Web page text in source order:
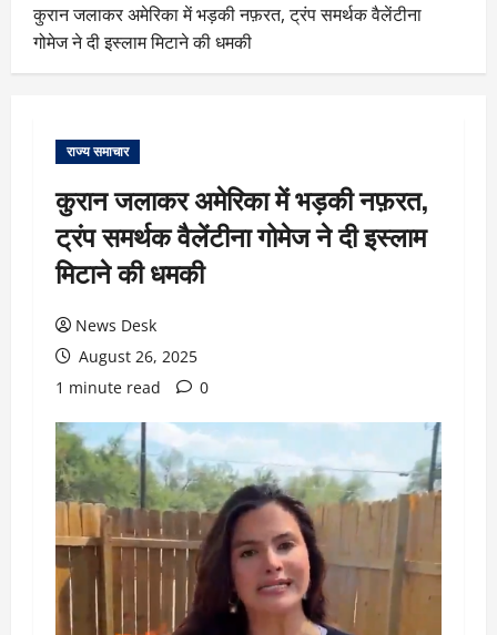
कुरान जलाकर अमेरिका में भड़की नफ़रत, ट्रंप समर्थक वैलेंटीना
गोमेज ने दी इस्लाम मिटाने की धमकी
राज्य समाचार
कुरान जलाकर अमेरिका में भड़की नफ़रत,
ट्रंप समर्थक वैलेंटीना गोमेज ने दी इस्लाम
मिटाने की धमकी
News Desk
August 26, 2025
1 minute read
0